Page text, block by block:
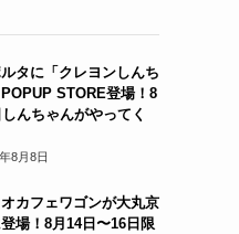
タに「クレヨンしんち
STORE登場！8
んちゃんがやってく
8月8日
カフェワゴンが大丸京
場！8月14日〜16日限